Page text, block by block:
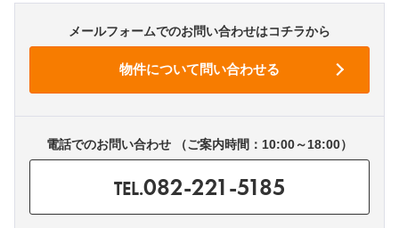
メールフォームでのお問い合わせはコチラから
電話でのお問い合わせ （ご案内時間：10:00～18:00）
TEL.082-221-5185